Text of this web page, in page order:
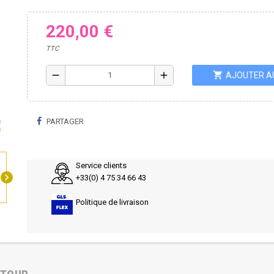
chevron_right
220,00 €
TTC
remove add shopping_cart AJOUTER
PARTAGER
Service clients
+33(0) 4 75 34 66 43
Politique de livraison